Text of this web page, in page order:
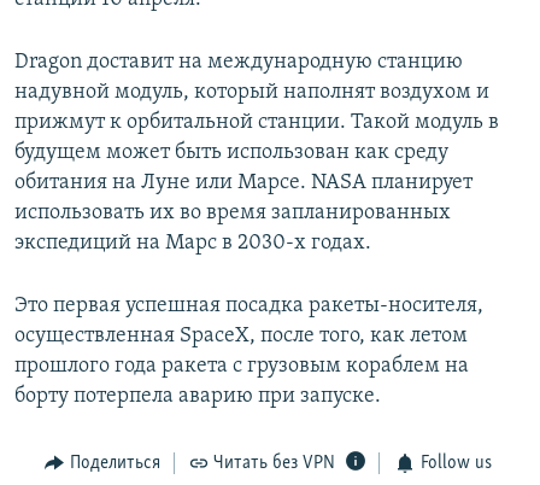
Dragon доставит на международную станцию
надувной модуль, который наполнят воздухом и
прижмут к орбитальной станции. Такой модуль в
будущем может быть использован как среду
обитания на Луне или Марсе. NASA планирует
использовать их во время запланированных
экспедиций на Марс в 2030-х годах.
Это первая успешная посадка ракеты-носителя,
осуществленная SpaceX, после того, как летом
прошлого года ракета с грузовым кораблем на
борту потерпела аварию при запуске.
Поделиться Читать без VPN Follow us